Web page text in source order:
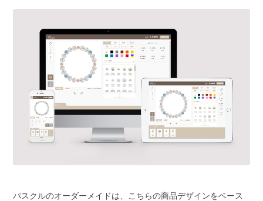
パスクルのオーダーメイドは、こちらの商品デザインをベース